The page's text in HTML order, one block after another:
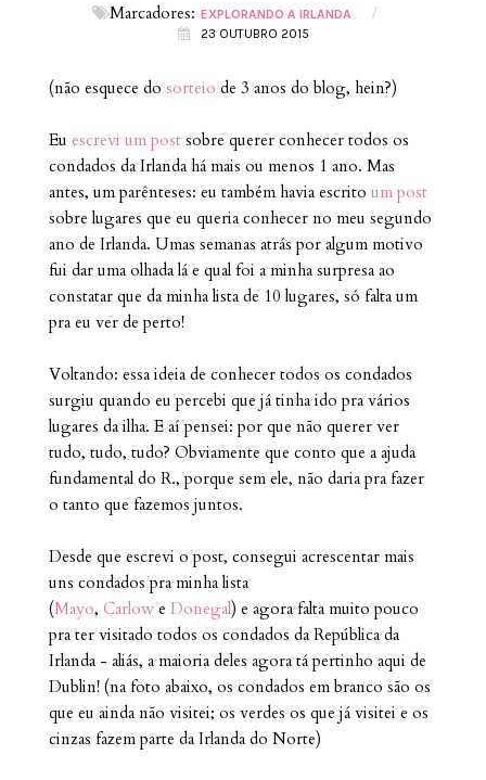
Marcadores: EXPLORANDO A IRLANDA /
23 OUTUBRO 2015
(não esquece do sorteio de 3 anos do blog, hein?)
Eu escrevi um post sobre querer conhecer todos os
condados da Irlanda há mais ou menos 1 ano. Mas
antes, um parênteses: eu também havia escrito um post
sobre lugares que eu queria conhecer no meu segundo
ano de Irlanda. Umas semanas atrás por algum motivo
fui dar uma olhada lá e qual foi a minha surpresa ao
constatar que da minha lista de 10 lugares, só falta um
pra eu ver de perto!
Voltando: essa ideia de conhecer todos os condados
surgiu quando eu percebi que já tinha ido pra vários
lugares da ilha. E aí pensei: por que não querer ver
tudo, tudo, tudo? Obviamente que conto que a ajuda
fundamental do R., porque sem ele, não daria pra fazer
o tanto que fazemos juntos.
Desde que escrevi o post, consegui acrescentar mais
uns condados pra minha lista
(Mayo, Carlow e Donegal) e agora falta muito pouco
pra ter visitado todos os condados da República da
Irlanda - aliás, a maioria deles agora tá pertinho aqui de
Dublin! (na foto abaixo, os condados em branco são os
que eu ainda não visitei; os verdes os que já visitei e os
cinzas fazem parte da Irlanda do Norte)